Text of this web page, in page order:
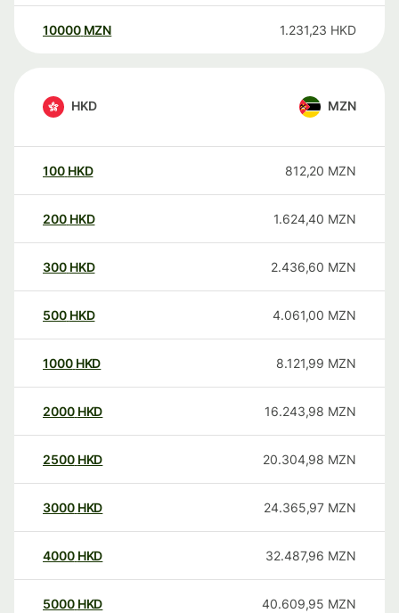
10000 MZN 1.231,23 HKD
HKD MZN
100 HKD 812,20 MZN
200 HKD 1.624,40 MZN
300 HKD 2.436,60 MZN
500 HKD 4.061,00 MZN
1000 HKD 8.121,99 MZN
2000 HKD 16.243,98 MZN
2500 HKD 20.304,98 MZN
3000 HKD 24.365,97 MZN
4000 HKD 32.487,96 MZN
5000 HKD 40.609,95 MZN